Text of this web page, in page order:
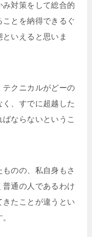
対策をして総合的
とを納得できるぐ
いえると思いま
クニカルがどーの
、すでに超越した
ならないというこ
のの、私自身もさ
通の人であるわけ
たことが違うとい